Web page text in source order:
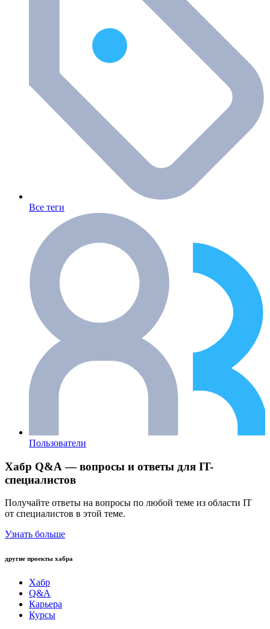
Все теги
Пользователи
Хабр Q&A — вопросы и ответы для IT-
специалистов
Получайте ответы на вопросы по любой теме из области IT
от специалистов в этой теме.
Узнать больше
другие проекты хабра
Хабр
Q&A
Карьера
Курсы